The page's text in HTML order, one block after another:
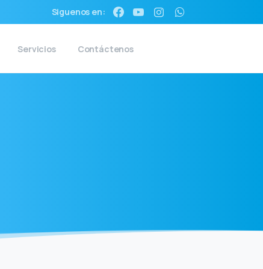
Siguenos en:
Servicios Contáctenos